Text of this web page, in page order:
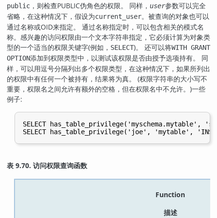
public ，则检查PUBLIC伪角色的权限。 同样， user参数可以完全
省略，在这种情况下，假设为current_user。被查询的对象也可以
通过名称或OID来指定。 通过名称指定时，可以包含相关的模式名
称。感兴趣的访问权限由一个文本字符串指定，它必须计算为对象类
型的一个适当的权限关键字(例如， SELECT)。 还可以将WITH GRANT
OPTION添加到权限类型中，以测试该权限是否由授予选项持有。 同
样，可以用逗号分隔列出多个权限类型，在这种情况下，如果所列出
的权限中有任何一个被持有，结果将为真。 (权限字符串的大小写不
重要，权限名之间允许有额外的空格，但在权限名中不允许。)一些
例子:
SELECT has_table_privilege('myschema.mytable',
表 9.70. 访问权限查询函数
Function
描述